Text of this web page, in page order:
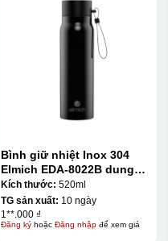
Bình giữ nhiệt Inox 304
Elmich EDA-8022B dung
tích 520ml
Kích thước: 520ml
TG sản xuất: 10 ngày
1**.000 ₫
Đăng kýhoặc Đăng nhậpđể xem giá